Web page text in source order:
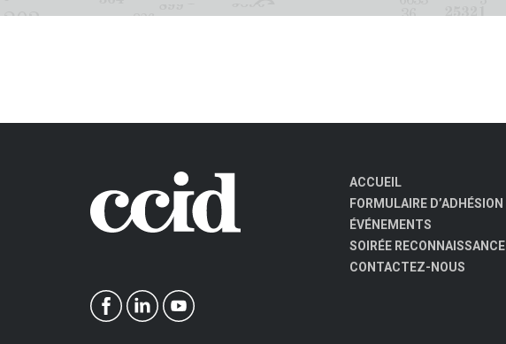
ACCUEIL
FORMULAIRE D’ADHÉSION
ÉVÉNEMENTS
SOIRÉE RECONNAISSANCE
CONTACTEZ-NOUS